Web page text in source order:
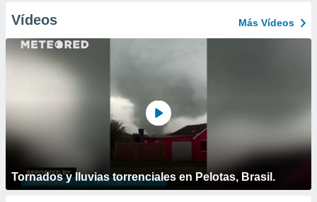
Vídeos Más Vídeos
Tornados y lluvias torrenciales en Pelotas, Brasil.